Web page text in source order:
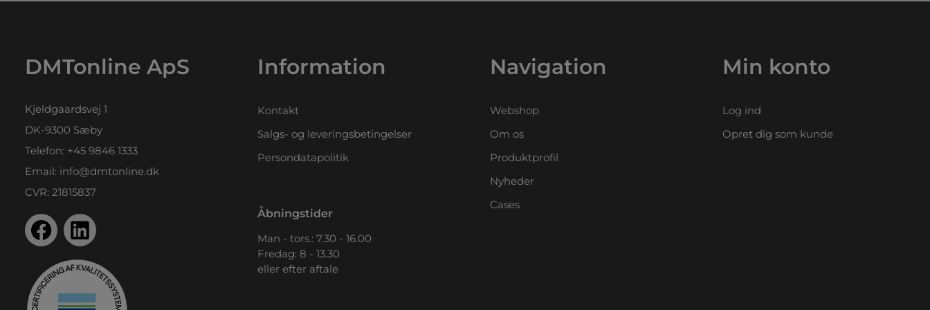
DMTonline ApS
Kjeldgaardsvej 1
DK-9300 Sæby
Telefon: +45 9846 1333
Email: info@dmtonline.dk
CVR: 21815837
Information
Kontakt
Salgs- og leveringsbetingelser
Persondatapolitik
Åbningstider
Man - tors.: 7.30 - 16.00
Fredag: 8 - 13.30
eller efter aftale
Navigation
Webshop
Om os
Produktprofil
Nyheder
Cases
Min konto
Log ind
Opret dig som kunde